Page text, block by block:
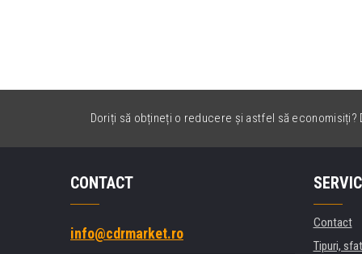
Doriți să obțineți o reducere și astfel să
CONTACT
info@cdrmarket.ro
Contact
Tipuri,